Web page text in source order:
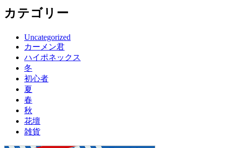
カテゴリー
Uncategorized
カーメン君
ハイポネックス
冬
初心者
夏
春
秋
花壇
雑貨